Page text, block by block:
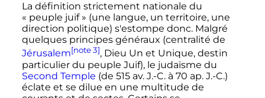
La définition strictement nationale du
« peuple juif » (une langue, un territoire, une
direction politique) s'estompe donc. Malgré
quelques principes généraux (centralité de
Jérusalem[note 3], Dieu Un et Unique, destin
particulier du peuple Juif), le judaïsme du
Second Temple (de 515 av. J.-C. à 70 ap. J.-C.)
éclate et se dilue en une multitude de